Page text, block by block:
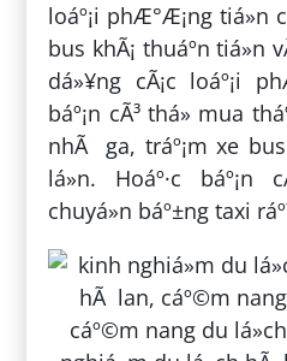
loáº¡i phÆ°Æ¡ng tiá»n
bus khÃ¡ thuáº­n tiá»n
dá»¥ng cÃ¡c loáº¡i
báº¡n cÃ³ thá» mua
nhÃ ga, tráº¡m xe bus
lá»n. Hoáº·c báº¡n
chuyá»n báº±ng taxi